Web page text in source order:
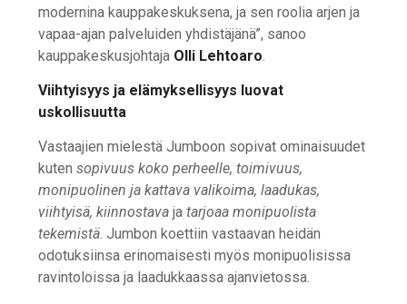
modernina kauppakeskuksena, ja sen roolia arjen ja
vapaa-ajan palveluiden yhdistäjänä”, sanoo
kauppakeskusjohtaja Olli Lehtoaro
Viihtyisyys ja elämyksellisyys luovat
uskollisuutta
Vastaajien mielestä Jumboon sopivat ominaisuudet
kuten sopivuus koko perheelle, toimivuus,
monipuolinen ja kattava valikoima, laadukas,
viihtyisä, kiinnostava ja tarjoaa monipuolista
tekemistä . Jumbon koettiin vastaavan heidän
odotuksiinsa erinomaisesti myös monipuolisissa
ravintoloissa ja laadukkaassa ajanvietossa.